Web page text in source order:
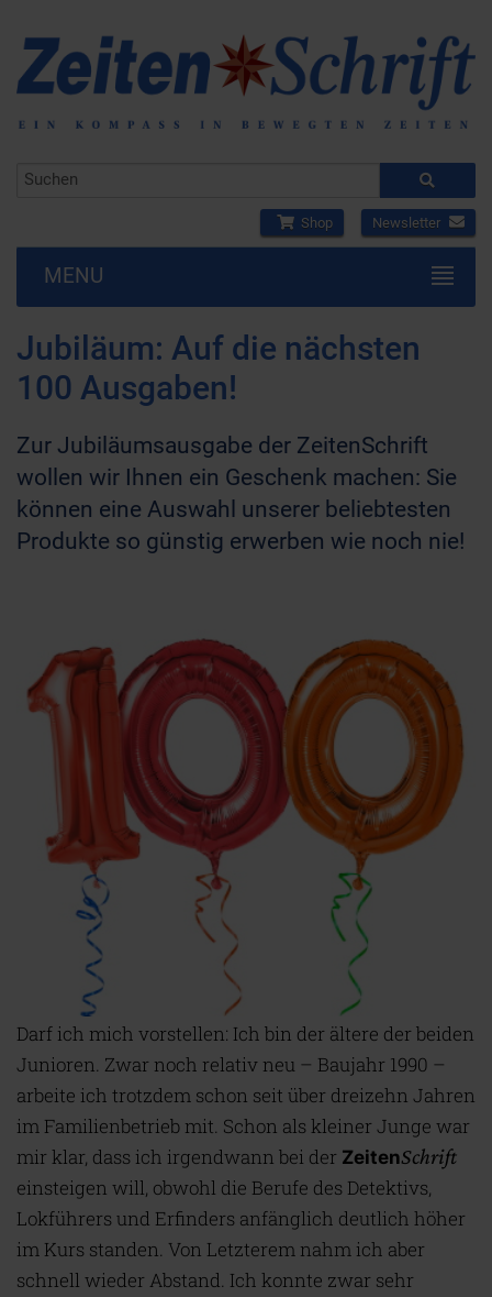
Shop Newsletter
MENU
Jubiläum: Auf die nächsten
100 Ausgaben!
Zur Jubiläumsausgabe der ZeitenSchrift
wollen wir Ihnen ein Geschenk machen: Sie
können eine Auswahl unserer beliebtesten
Produkte so günstig erwerben wie noch nie!
Darf ich mich vorstellen: Ich bin der ältere der beiden
Junioren. Zwar noch relativ neu – Baujahr 1990 –
arbeite ich trotzdem schon seit über dreizehn Jahren
im Familienbetrieb mit. Schon als kleiner Junge war
mir klar, dass ich irgendwann bei der ZeitenSchrift
einsteigen will, obwohl die Berufe des Detektivs,
Lokführers und Erfinders anfänglich deutlich höher
im Kurs standen. Von Letzterem nahm ich aber
schnell wieder Abstand. Ich konnte zwar sehr